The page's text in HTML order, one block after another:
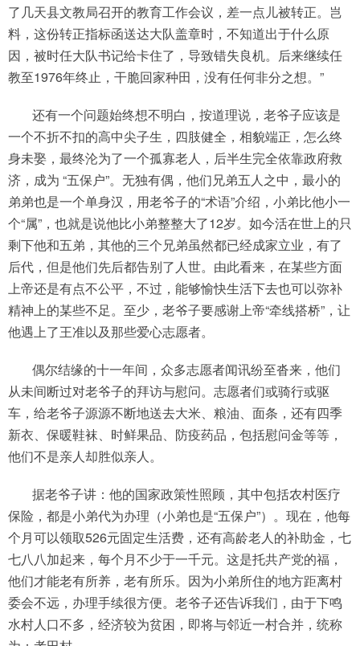
了几天县文教局召开的教育工作会议，差一点儿被转正。岂
料，这份转正指标函送达大队盖章时，不知道出于什么原
因，被时任大队书记给卡住了，导致错失良机。后来继续任
教至1976年终止，干脆回家种田，没有任何非分之想。”
还有一个问题始终想不明白，按道理说，老爷子应该是
一个不折不扣的高中尖子生，四肢健全，相貌端正，怎么终
身未娶，最终沦为了一个孤寡老人，后半生完全依靠政府救
济，成为 “五保户”。无独有偶，他们兄弟五人之中，最小的
弟弟也是一个单身汉，用老爷子的“术语”介绍，小弟比他小一
个“属”，也就是说他比小弟整整大了12岁。如今活在世上的只
剩下他和五弟，其他的三个兄弟虽然都已经成家立业，有了
后代，但是他们先后都告别了人世。由此看来，在某些方面
上帝还是有点不公平，不过，能够愉快生活下去也可以弥补
精神上的某些不足。至少，老爷子要感谢上帝“牵线搭桥”，让
他遇上了王准以及那些爱心志愿者。
偶尔结缘的十一年间，众多志愿者闻讯纷至沓来，他们
从未间断过对老爷子的拜访与慰问。志愿者们或骑行或驱
车，给老爷子源源不断地送去大米、粮油、面条，还有四季
新衣、保暖鞋袜、时鲜果品、防疫药品，包括慰问金等等，
他们不是亲人却胜似亲人。
据老爷子讲：他的国家政策性照顾，其中包括农村医疗
保险，都是小弟代为办理（小弟也是“五保户”）。现在，他每
个月可以领取526元固定生活费，还有高龄老人的补助金，七
七八八加起来，每个月不少于一千元。这是托共产党的福，
他们才能老有所养，老有所乐。因为小弟所住的地方距离村
委会不远，办理手续很方便。老爷子还告诉我们，由于下鸣
水村人口不多，经济较为贫困，即将与邻近一村合并，统称